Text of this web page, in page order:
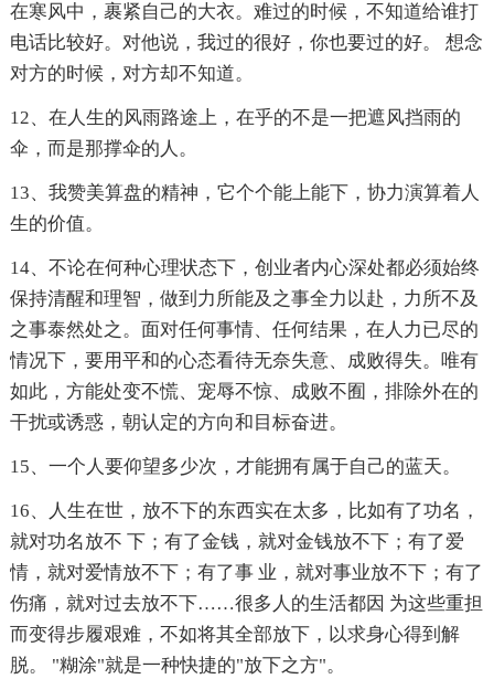
在寒风中，裹紧自己的大衣。难过的时候，不知道给谁打
电话比较好。对他说，我过的很好，你也要过的好。 想念
对方的时候，对方却不知道。
12、在人生的风雨路途上，在乎的不是一把遮风挡雨的
伞，而是那撑伞的人。
13、我赞美算盘的精神，它个个能上能下，协力演算着人
生的价值。
14、不论在何种心理状态下，创业者内心深处都必须始终
保持清醒和理智，做到力所能及之事全力以赴，力所不及
之事泰然处之。面对任何事情、任何结果，在人力已尽的
情况下，要用平和的心态看待无奈失意、成败得失。唯有
如此，方能处变不慌、宠辱不惊、成败不囿，排除外在的
干扰或诱惑，朝认定的方向和目标奋进。
15、一个人要仰望多少次，才能拥有属于自己的蓝天。
16、人生在世，放不下的东西实在太多，比如有了功名，
就对功名放不 下；有了金钱，就对金钱放不下；有了爱
情，就对爱情放不下；有了事 业，就对事业放不下；有了
伤痛，就对过去放不下……很多人的生活都因 为这些重担
而变得步履艰难，不如将其全部放下，以求身心得到解
脱。 "糊涂"就是一种快捷的"放下之方"。